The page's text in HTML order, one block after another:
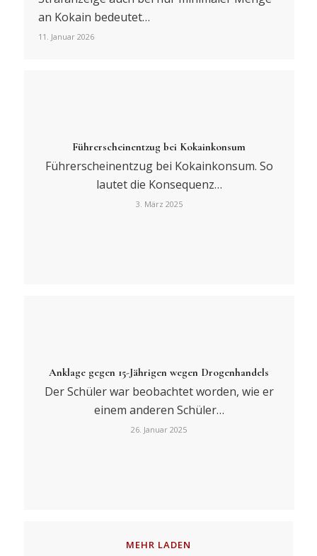
an Kokain bedeutet…
11. Januar 2026
Führerscheinentzug bei Kokainkonsum
Führerscheinentzug bei Kokainkonsum. So
lautet die Konsequenz…
3. März 2025
Anklage gegen 15-Jährigen wegen Drogenhandels
Der Schüler war beobachtet worden, wie er
einem anderen Schüler…
26. Januar 2025
MEHR LADEN